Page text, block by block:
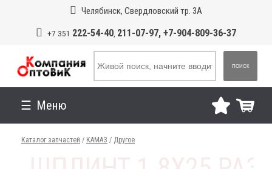
Челябинск, Свердловский тр. 3А
+7 351 222-54-40, 211-07-97, +7-904-809-36-37
ПОИСК
Меню
Каталог запчастей / КАМАЗ / Другое